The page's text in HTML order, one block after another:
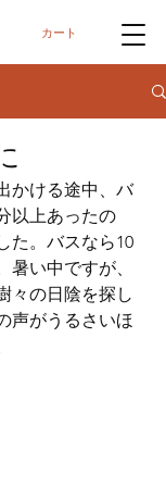
カート
かける途中、バ
以上あったの
た。バスなら10
暑い中ですが、
々の日陰を探し
声がうるさいほ